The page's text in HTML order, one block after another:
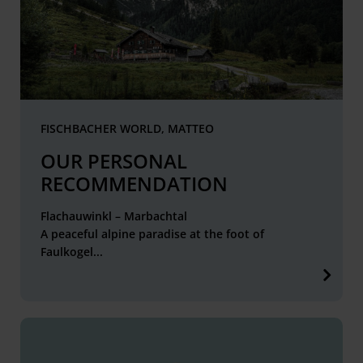
FISCHBACHER WORLD, MATTEO
OUR PERSONAL
RECOMMENDATION
Flachauwinkl – Marbachtal
A peaceful alpine paradise at the foot of
Faulkogel...